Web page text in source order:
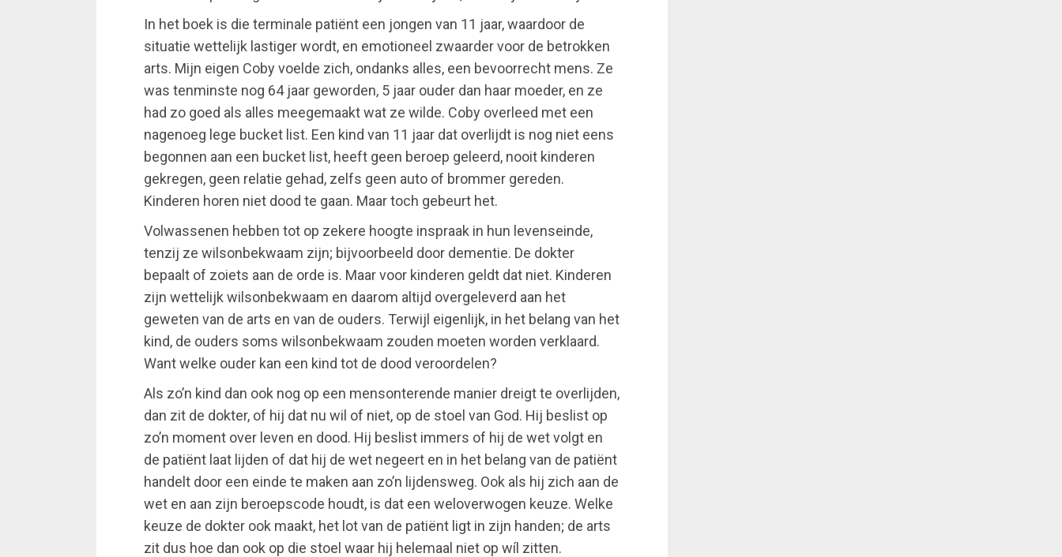
In het boek is die terminale patiënt een jongen van 11 jaar, waardoor de
situatie wettelijk lastiger wordt, en emotioneel zwaarder voor de betrokken
arts. Mijn eigen Coby voelde zich, ondanks alles, een bevoorrecht mens. Ze
was tenminste nog 64 jaar geworden, 5 jaar ouder dan haar moeder, en ze
had zo goed als alles meegemaakt wat ze wilde. Coby overleed met een
nagenoeg lege bucket list. Een kind van 11 jaar dat overlijdt is nog niet eens
begonnen aan een bucket list, heeft geen beroep geleerd, nooit kinderen
gekregen, geen relatie gehad, zelfs geen auto of brommer gereden.
Kinderen horen niet dood te gaan. Maar toch gebeurt het.
Volwassenen hebben tot op zekere hoogte inspraak in hun levenseinde,
tenzij ze wilsonbekwaam zijn; bijvoorbeeld door dementie. De dokter
bepaalt of zoiets aan de orde is. Maar voor kinderen geldt dat niet. Kinderen
zijn wettelijk wilsonbekwaam en daarom altijd overgeleverd aan het
geweten van de arts en van de ouders. Terwijl eigenlijk, in het belang van het
kind, de ouders soms wilsonbekwaam zouden moeten worden verklaard.
Want welke ouder kan een kind tot de dood veroordelen?
Als zo’n kind dan ook nog op een mensonterende manier dreigt te overlijden,
dan zit de dokter, of hij dat nu wil of niet, op de stoel van God. Hij beslist op
zo’n moment over leven en dood. Hij beslist immers of hij de wet volgt en
de patiënt laat lijden of dat hij de wet negeert en in het belang van de patiënt
handelt door een einde te maken aan zo’n lijdensweg. Ook als hij zich aan de
wet en aan zijn beroepscode houdt, is dat een weloverwogen keuze. Welke
keuze de dokter ook maakt, het lot van de patiënt ligt in zijn handen; de arts
zit dus hoe dan ook op die stoel waar hij helemaal niet op wíl zitten.